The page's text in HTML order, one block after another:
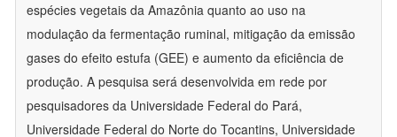
espécies vegetais da Amazônia quanto ao uso na
modulação da fermentação ruminal, mitigação da emissão
gases do efeito estufa (GEE) e aumento da eficiência de
produção. A pesquisa será desenvolvida em rede por
pesquisadores da Universidade Federal do Pará,
Universidade Federal do Norte do Tocantins, Universidade